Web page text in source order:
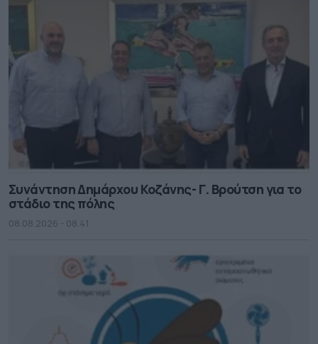
Συνάντηση Δημάρχου Κοζάνης- Γ. Βρούτση για το
στάδιο της πόλης
08.08.2026 - 08.41